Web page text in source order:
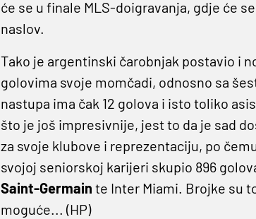
će se u finale MLS-doigravanja, gdje će
naslov.
Tako je argentinski čarobnjak postavio i
golovima svoje momčadi, odnosno sa
nastupa ima čak 12 golova i isto toliko
što je još impresivnije, jest to da je sad
za svoje klubove i reprezentaciju, po
svojoj seniorskoj karijeri skupio 896
Saint-Germain te Inter Miami. Brojke su
moguće... (HP)